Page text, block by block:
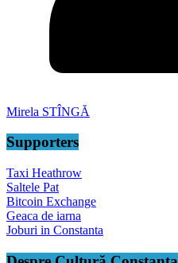
Mirela STÎNGĂ
Supporters
Taxi Heathrow
Saltele Pat
Bitcoin Exchange
Geaca de iarna
Joburi in Constanta